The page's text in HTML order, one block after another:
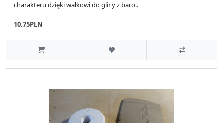
charakteru dzięki wałkowi do gliny z baro..
10.75PLN